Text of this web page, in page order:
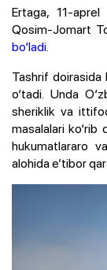
Ertaga, 11-
Qosim-Jomart
bo‘ladi.
Tashrif doirasida
o‘tadi. Unda
sheriklik va
masalalari ko‘rib
hukumatlararo
alohida e’tibor